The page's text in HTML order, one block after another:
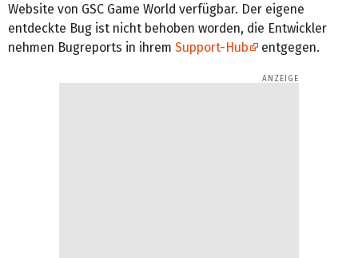
Website von GSC Game World verfügbar. Der eigene
entdeckte Bug ist nicht behoben worden, die Entwickler
nehmen Bugreports in ihrem Support-Hub entgegen.